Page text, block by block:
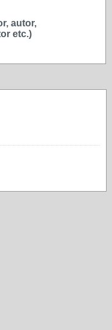
autor,
etc.)